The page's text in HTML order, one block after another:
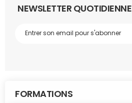
NEWSLETTER QUOTIDIENNE
FORMATIONS